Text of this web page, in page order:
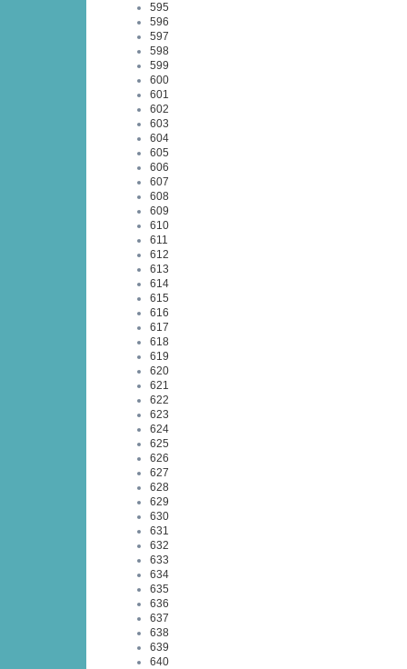
595
596
597
598
599
600
601
602
603
604
605
606
607
608
609
610
611
612
613
614
615
616
617
618
619
620
621
622
623
624
625
626
627
628
629
630
631
632
633
634
635
636
637
638
639
640